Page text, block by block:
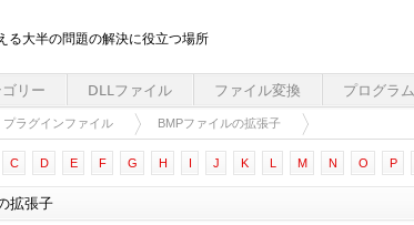
る大半の問題の解決に役立つ場所
リー DLLファイル ファイル変換 プログラム
プラグインファイル BMPファイルの拡張子
C D E F G H I J K L M N O P
拡張子